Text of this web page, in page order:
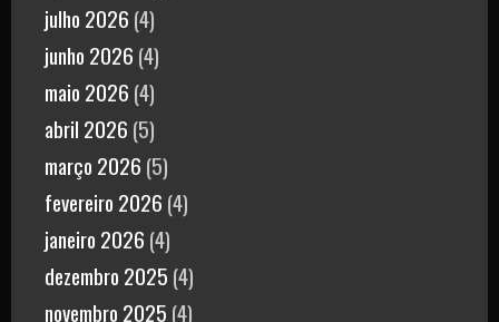
julho 2026 (4)
junho 2026 (4)
maio 2026 (4)
abril 2026 (5)
março 2026 (5)
fevereiro 2026 (4)
janeiro 2026 (4)
dezembro 2025 (4)
novembro 2025 (4)